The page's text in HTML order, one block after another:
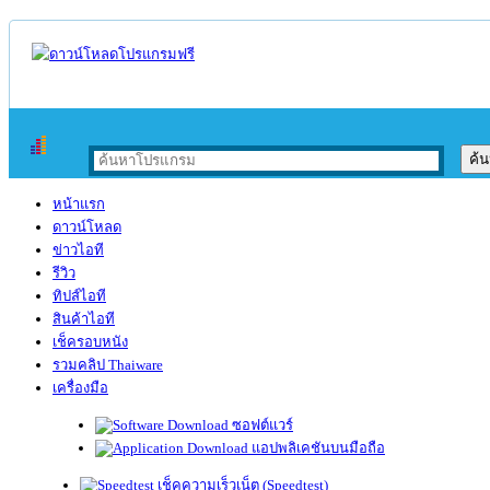
หน้าแรก
ดาวน์โหลด
ข่าวไอที
รีวิว
ทิปส์ไอที
สินค้าไอที
เช็ครอบหนัง
รวมคลิป Thaiware
เครื่องมือ
ซอฟต์แวร์
แอปพลิเคชันบนมือถือ
เช็คความเร็วเน็ต (Speedtest)